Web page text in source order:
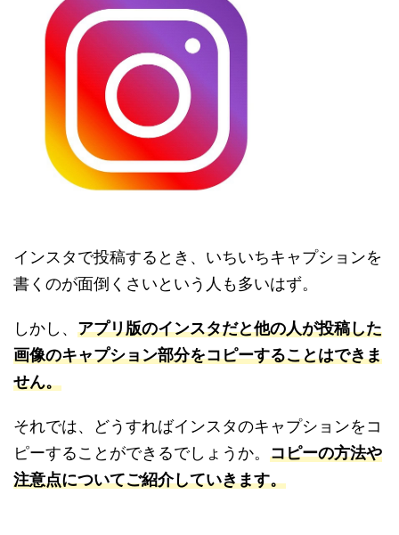
インスタで投稿するとき、いちいちキャプションを
書くのが面倒くさいという人も多いはず。
しかし、 アプリ版のインスタだと他の人が投稿した
画像のキャプション部分をコピーすることはできま
せん。
それでは、どうすればインスタのキャプションをコ
ピーすることができるでしょうか。 コピーの方法や
注意点についてご紹介していきます。